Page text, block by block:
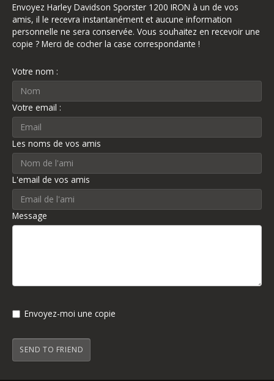
Envoyez Harley Davidson Sporster 1200 IRON à un de vos
amis, il le recevra instantanément et aucune information
personnelle ne sera conservée. Vous souhaitez en recevoir une
copie ? Merci de cocher la case correspondante !
Votre nom :
Votre email :
Les noms de vos amis
L'email de vos amis
Message
Envoyez-moi une copie